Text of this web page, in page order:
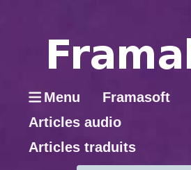
Menu
Framasoft
Articles audio
Articles traduits